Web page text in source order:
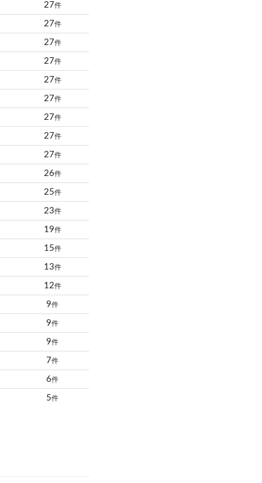
27件
27件
27件
27件
27件
27件
27件
27件
27件
26件
25件
23件
19件
15件
13件
12件
9件
9件
9件
7件
6件
5件